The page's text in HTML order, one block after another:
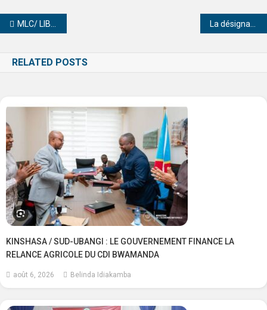
MLC/ LIBENGE : La Cellule « Les Amis De Papa Djoko » Du Quartier Zinga-zinga redynamise sa base
RELATED POSTS
KINSHASA / SUD-UBANGI : LE GOUVERNEMENT FINANCE LA
RELANCE AGRICOLE DU CDI BWAMANDA
août 6, 2026 Belinda Idiakamba